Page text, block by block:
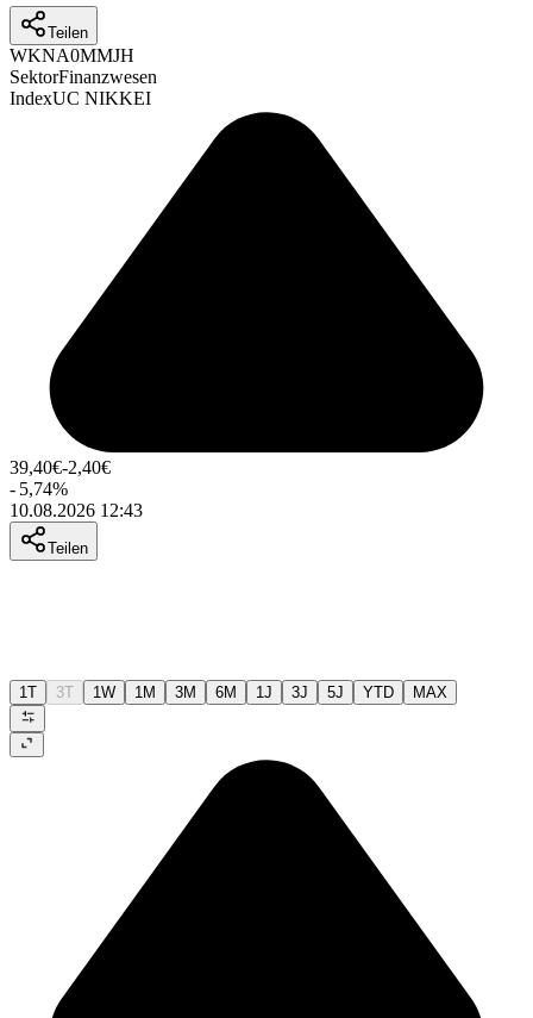
Teilen
WKNA0MMJH
SektorFinanzwesen
IndexUC NIKKEI
39,40€-2,40€
- 5,74%
10.08.2026 12:43
Teilen
1T 3T 1W 1M 3M 6M 1J 3J 5J YTD MAX